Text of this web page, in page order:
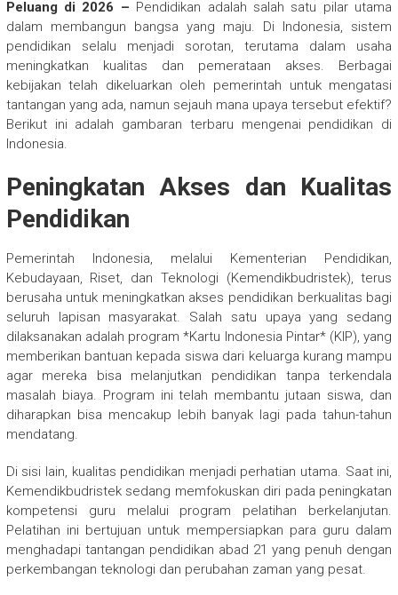
Peluang di 2026 – Pendidikan adalah salah satu pilar utama
dalam membangun bangsa yang maju. Di Indonesia, sistem
pendidikan selalu menjadi sorotan, terutama dalam usaha
meningkatkan kualitas dan pemerataan akses. Berbagai
kebijakan telah dikeluarkan oleh pemerintah untuk mengatasi
tantangan yang ada, namun sejauh mana upaya tersebut efektif?
Berikut ini adalah gambaran terbaru mengenai pendidikan di
Indonesia.
Peningkatan Akses dan Kualitas
Pendidikan
Pemerintah Indonesia, melalui Kementerian Pendidikan,
Kebudayaan, Riset, dan Teknologi (Kemendikbudristek), terus
berusaha untuk meningkatkan akses pendidikan berkualitas bagi
seluruh lapisan masyarakat. Salah satu upaya yang sedang
dilaksanakan adalah program *Kartu Indonesia Pintar* (KIP), yang
memberikan bantuan kepada siswa dari keluarga kurang mampu
agar mereka bisa melanjutkan pendidikan tanpa terkendala
masalah biaya. Program ini telah membantu jutaan siswa, dan
diharapkan bisa mencakup lebih banyak lagi pada tahun-tahun
mendatang.
Di sisi lain, kualitas pendidikan menjadi perhatian utama. Saat ini,
Kemendikbudristek sedang memfokuskan diri pada peningkatan
kompetensi guru melalui program pelatihan berkelanjutan.
Pelatihan ini bertujuan untuk mempersiapkan para guru dalam
menghadapi tantangan pendidikan abad 21 yang penuh dengan
perkembangan teknologi dan perubahan zaman yang pesat.